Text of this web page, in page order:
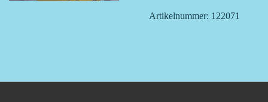
Artikelnummer: 122071